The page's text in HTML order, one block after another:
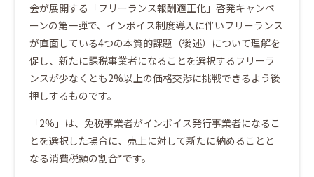
会が展開する「フリーランス報酬適正化」啓発キャンペ
ーンの第一弾で、インボイス制度導入に伴いフリーランス
が直面している4つの本質的課題（後述）について理解を
促し、新たに課税事業者になることを選択するフリーラ
ンスが少なくとも2%以上の価格交渉に挑戦できるよう後
押しするものです。
「2%」は、免税事業者がインボイス発行事業者になるこ
とを選択した場合に、売上に対して新たに納めることと
なる消費税額の割合*です。